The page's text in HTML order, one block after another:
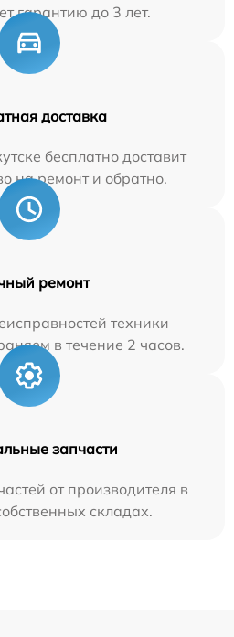
гарантию до 3 лет.
доставка
бесплатно доставит
на ремонт и обратно.
ремонт
техники
в течение 2 часов.
запчасти
от производителя в
складах.